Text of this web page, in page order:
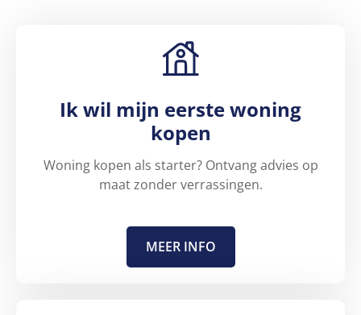
Ik wil mijn eerste woning
kopen
Woning kopen als starter? Ontvang advies op
maat zonder verrassingen.
MEER INFO